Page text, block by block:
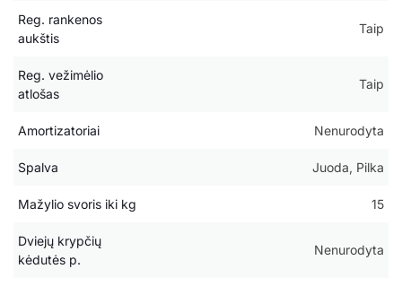
Reg. rankenos
aukštis
Taip
Reg. vežimėlio
atlošas
Taip
Amortizatoriai Nenurodyta
Spalva Juoda, Pilka
Mažylio svoris iki kg 15
Dviejų krypčių
kėdutės p.
Nenurodyta